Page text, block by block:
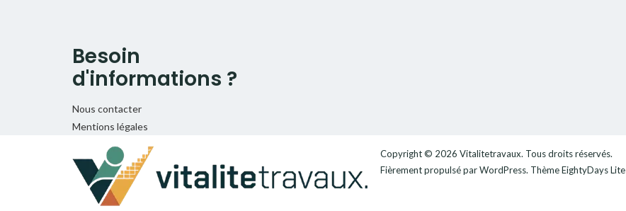
Besoin
d'informations ?
Nous contacter
Mentions légales
Copyright © 2026 Vitalitetravaux. Tous droits réservés.
Fièrement propulsé parWordPress. ThèmeEightyDays Lite